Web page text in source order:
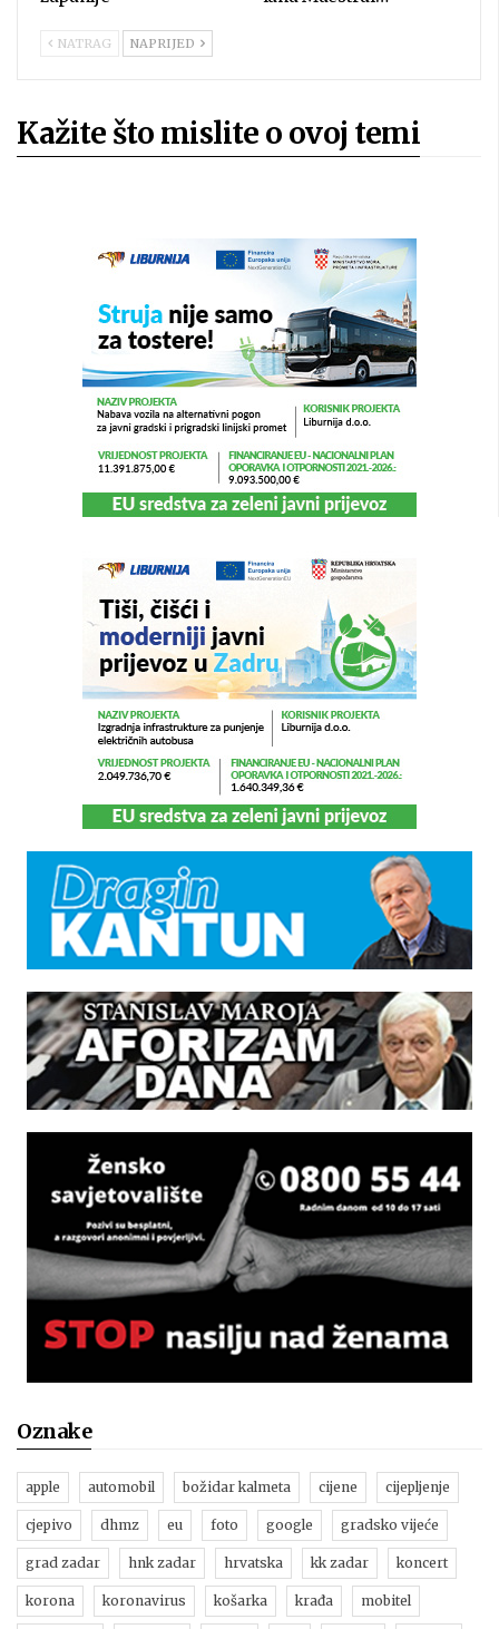
NATRAG NAPRIJED
Kažite što mislite o ovoj temi
Oznake
apple automobil božidar kalmeta cijene cijepljenje
cjepivo dhmz eu foto google gradsko vijeće
grad zadar hnk zadar hrvatska kk zadar koncert
korona koronavirus košarka krađa mobitel